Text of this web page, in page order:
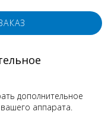
дополнительное
аппарата.